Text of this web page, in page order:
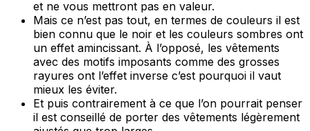
et ne vous mettront pas en valeur.
Mais ce n’est pas tout, en termes de couleurs il est
bien connu que le noir et les couleurs sombres ont
un effet amincissant. À l’opposé, les vêtements
avec des motifs imposants comme des grosses
rayures ont l’effet inverse c’est pourquoi il vaut
mieux les éviter.
Et puis contrairement à ce que l’on pourrait penser
il est conseillé de porter des vêtements légèrement